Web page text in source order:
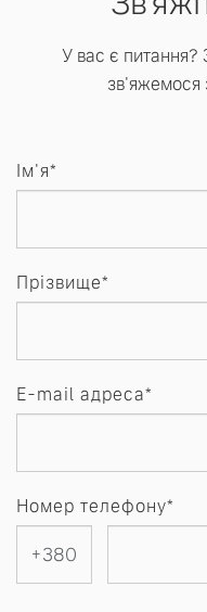
У вас є питання?
зв'яжемося
Ім'я*
Прізвище*
E-mail адреса*
Номер телефону*